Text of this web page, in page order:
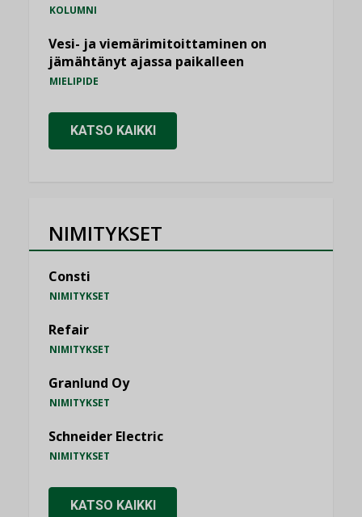
KOLUMNI
Vesi- ja viemärimitoittaminen on
jämähtänyt ajassa paikalleen
MIELIPIDE
KATSO KAIKKI
NIMITYKSET
Consti
NIMITYKSET
Refair
NIMITYKSET
Granlund Oy
NIMITYKSET
Schneider Electric
NIMITYKSET
KATSO KAIKKI